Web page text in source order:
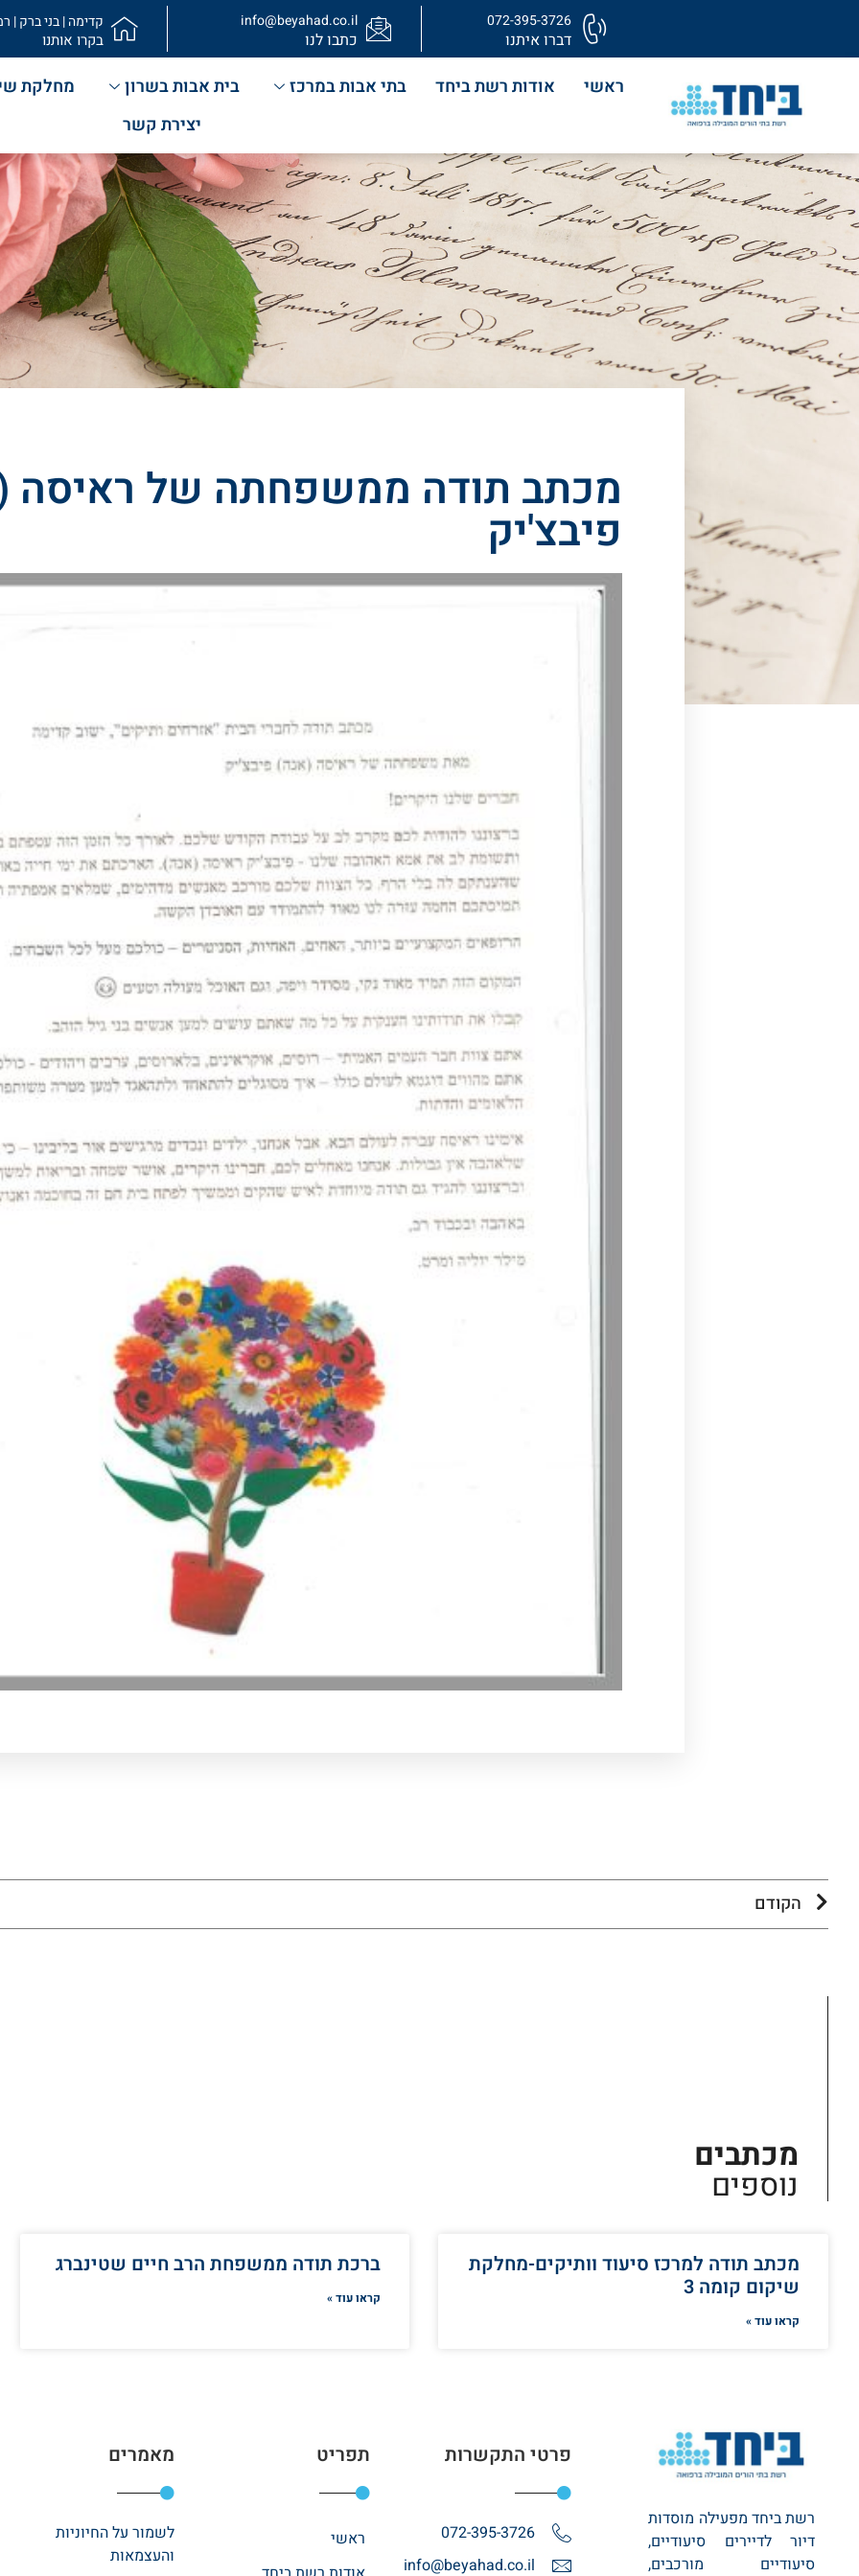
072-395-3726
דברו איתנו
info@beyahad.co.il
כתבו לנו
קדימה | בני ברק |
בקרו אותנו
ראשי אודות רשת ביחד בתי אבות במרכז בית אבות בשרון
מחלקת
יצירת קשר
מכתב תודה ממשפחתה של ראיסה
פיבצ'יק
הקודם
מכתבים
נוספים
מכתב תודה למרכז סיעוד וותיקים-מחלקת
שיקום קומה 3
קראו עוד »
ברכת תודה ממשפחת הרב חיים שטינברג
קראו עוד »
רשת ביחד מפעילה מוסדות
דיור לדיירים סיעודיים,
סיעודיים מורכבים,
פרטי התקשרות
072-395-3726
info@beyahad.co.il
תפריט
ראשי
מאמרים
לשמור על החיוניות
והעצמאות